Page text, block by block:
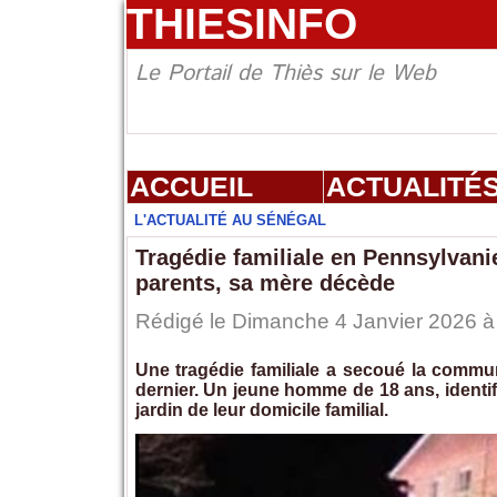
THIESINFO
Le Portail de Thiès sur le Web
ACCUEIL
L'ACTUALITÉ AU SÉNÉGAL
Tragédie familiale en
parents, sa mère décède
Rédigé le Dimanche 4 Janvier 2026
Une tragédie familiale a secoué la
dernier. Un jeune homme de 18 ans,
jardin de leur domicile familial.